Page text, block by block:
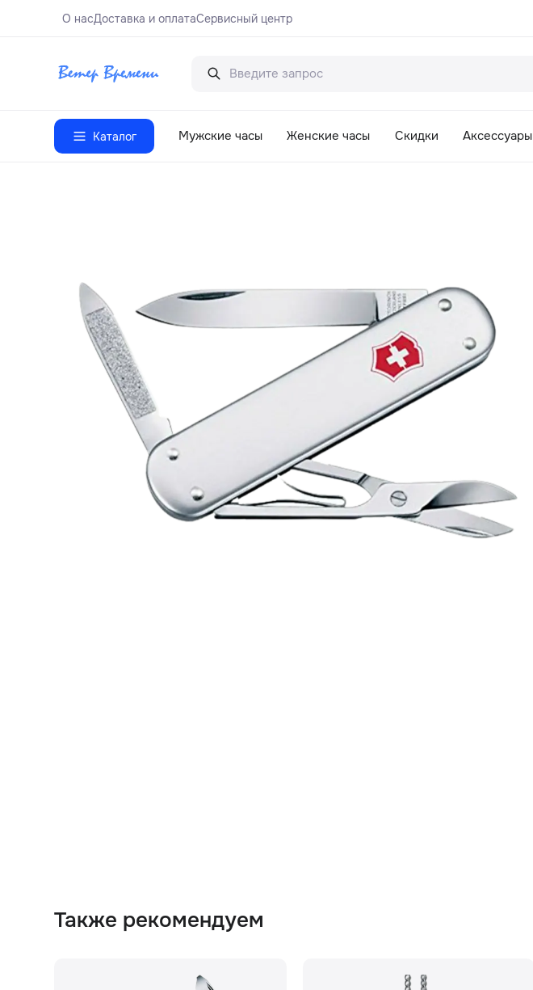
О насДоставка и оплатаСервисный центр
Каталог Мужские часы Женские часы Скидки Аксессуары
Также рекомендуем